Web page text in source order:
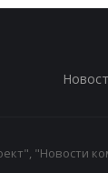
"Новости